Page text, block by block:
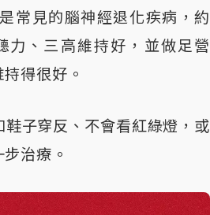
常見的腦神經退化疾病，約
力、三高維持好，並做足營
得很好。
子穿反、不會看紅綠燈，或
治療。